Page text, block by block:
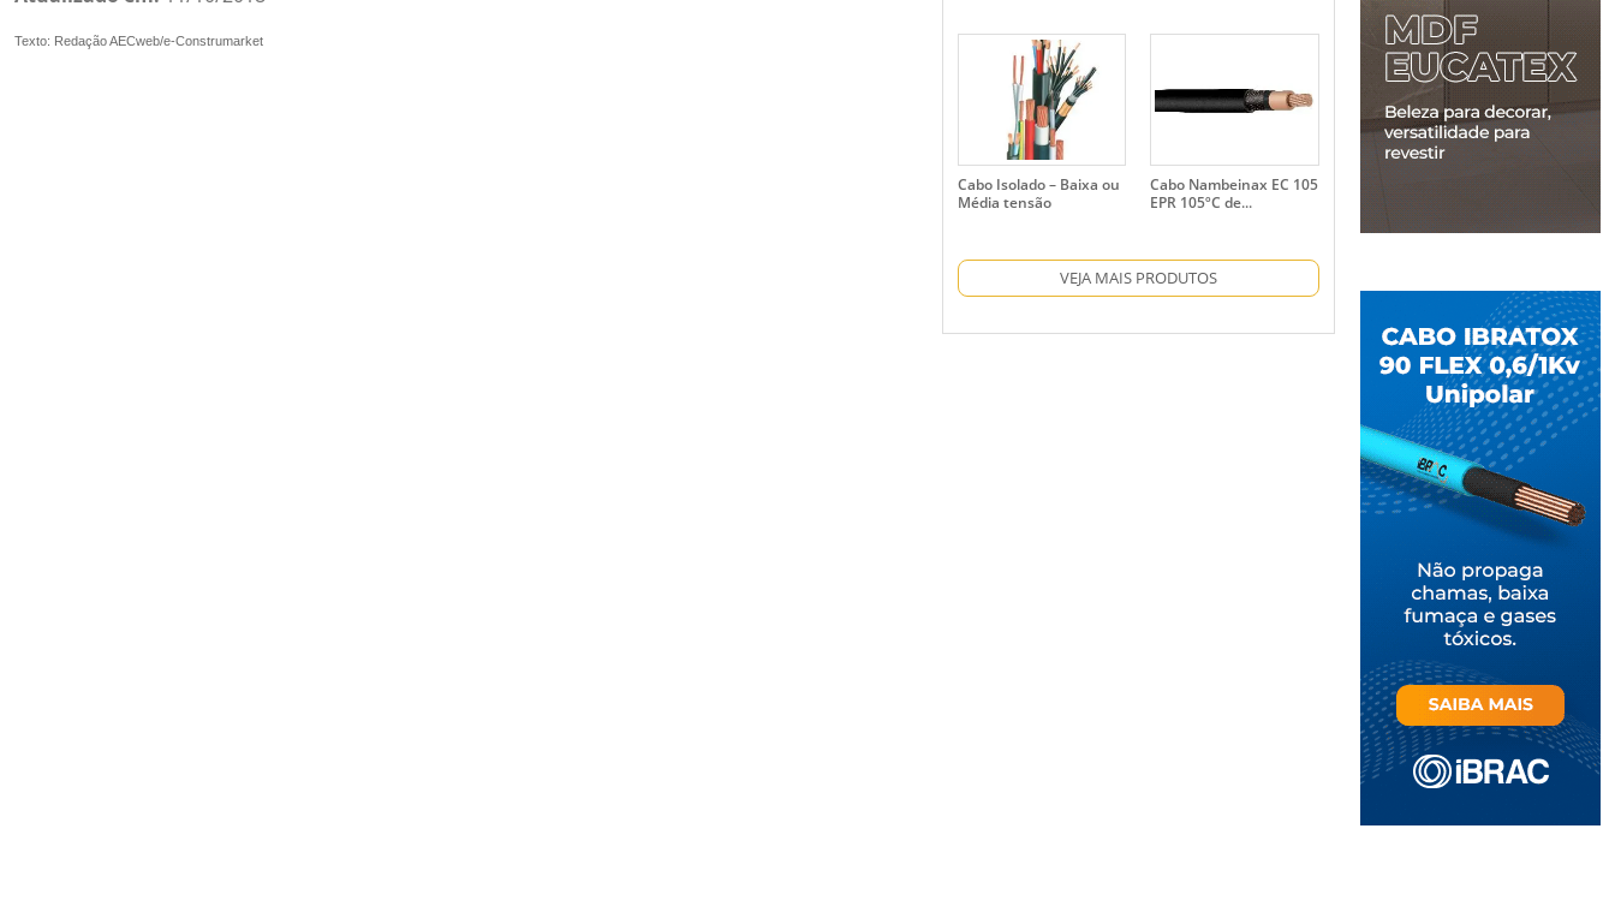
Texto: Redação AECweb/e-Construmarket
Cabo Isolado – Baixa ou
Média tensão
Cabo Nambeinax EC 105
EPR 105ºC de...
VEJA MAIS PRODUTOS